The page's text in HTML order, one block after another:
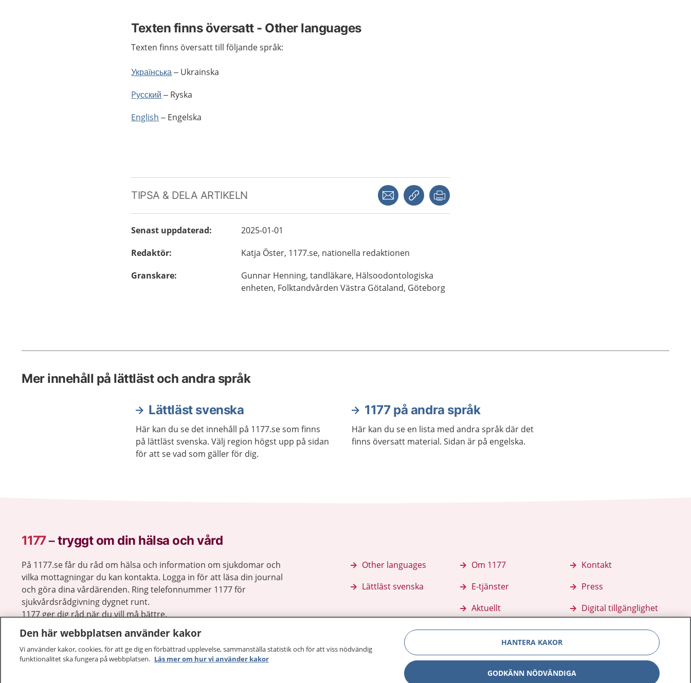
Texten finns översatt - Other languages
Texten finns översatt till följande språk:
Українська– Ukrainska
Pусский – Ryska
English – Engelska
TIPSA & DELA ARTIKELN Dela via mejlKopiera länk
Senast uppdaterad:
2025-01-01
Redaktör: Katja Öster, 1177.se, nationella redaktionen
Granskare: Gunnar Henning, tandläkare, Hälsoodontologiska
enheten, Folktandvården Västra Götaland, Göteborg
Mer innehåll på lättläst och andra språk
Lättläst svenska
Här kan du se det innehåll på 1177.se som finns
på lättläst svenska. Välj region högst upp på sidan
för att se vad som gäller för dig.
1177 på andra språk
Här kan du se en lista med andra språk där det
finns översatt material. Sidan är på engelska.
1177–tryggt om din hälsa och vård
På 1177.se får du råd om hälsa och information om sjukdomar och
vilka mottagningar du kan kontakta. Logga in för att läsa din journal
och göra dina vårdärenden. Ring telefonnummer 1177 för
sjukvårdsrådgivning dygnet runt.
1177 ger dig råd när du vill må bättre.
Other languages
Lättläst svenska
Om 1177
E-tjänster
Aktuellt
Kontakt
Press
Digital tillgänglighet
Den här webbplatsen använder kakor
Vi använder kakor, cookies, för att ge dig en förbättrad upplevelse, sammanställa statistik och för att viss nödvändig
funktionalitet ska fungera på webbplatsen. Läs mer om hur vi använder kakor
HANTERA KAKOR
GODKÄNN NÖDVÄNDIGA